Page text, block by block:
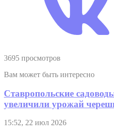
3695 просмотров
Вам может быть интересно
Ставропольские
увеличили урожай
15:52, 22 июл 2026